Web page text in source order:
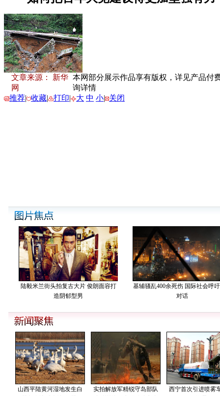
文章来源： 新华
网
本网部分展示作品享有版权，详见产品付
询详情
推荐| 收藏| 打印| 大 中 小| 关闭